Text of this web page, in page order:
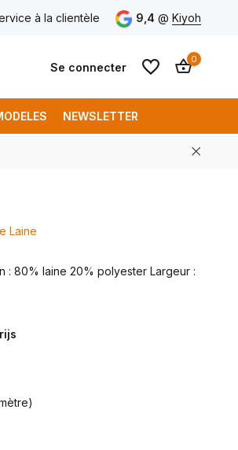
€ 250 (FR)
à la clientèle 9,4 @ Kiyoh
Se connecter
0
NEWSLETTER
Laine
: 80% laine 20% polyester Largeur :